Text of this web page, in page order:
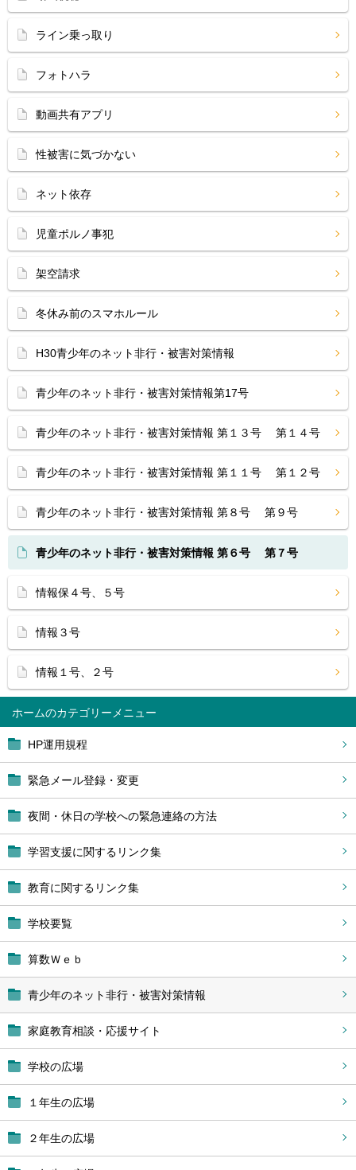
ホーム
HP運用規程
緊急メール登録・変更
夜間・休日の学校への緊急連絡の方法
学習支援に関するリンク集
教育に関するリンク集
学校要覧
算数Ｗｅｂ
青少年のネット非行・被害対策情報
家庭教育相談・応援サイト
学校の広場
１年生の広場
２年生の広場
ライン乗っ取り
フォトハラ
動画共有アプリ
性被害に気づかない
ネット依存
児童ポルノ事犯
架空請求
冬休み前のスマホルール
H30青少年のネット非行・被害対策情報
青少年のネット非行・被害対策情報第17号
青少年のネット非行・被害対策情報 第１３号 第１４号
青少年のネット非行・被害対策情報 第１１号 第１２号
青少年のネット非行・被害対策情報 第８号 第９号
青少年のネット非行・被害対策情報 第６号 第７号
情報保４号、５号
情報３号
情報１号、２号